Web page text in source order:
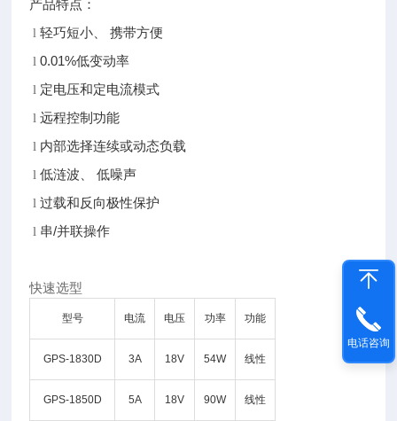
产品特点：
l轻巧短小、 携带方便
l0.01%低变动率
l 定电压和定电流模式
l远程控制功能
l 内部选择连续或动态负载
l低涟波、 低噪声
l过载和反向极性保护
l 串/并联操作
快速选型
型号 电流 电压 功率 功能
GPS-1830D 3A 18V 54W 线性
GPS-1850D 5A 18V 90W 线性
电话咨询